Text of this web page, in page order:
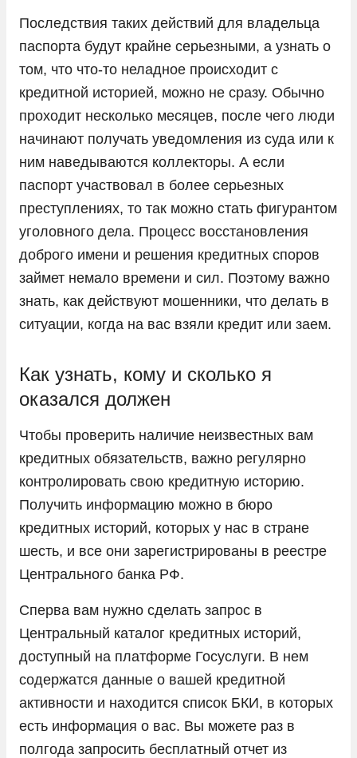
Последствия таких действий для владельца
паспорта будут крайне серьезными, а узнать о
том, что что-то неладное происходит с
кредитной историей, можно не сразу. Обычно
проходит несколько месяцев, после чего люди
начинают получать уведомления из суда или к
ним наведываются коллекторы. А если
паспорт участвовал в более серьезных
преступлениях, то так можно стать фигурантом
уголовного дела. Процесс восстановления
доброго имени и решения кредитных споров
займет немало времени и сил. Поэтому важно
знать, как действуют мошенники, что делать в
ситуации, когда на вас взяли кредит или заем.
Как узнать, кому и сколько я
оказался должен
Чтобы проверить наличие неизвестных вам
кредитных обязательств, важно регулярно
контролировать свою кредитную историю.
Получить информацию можно в бюро
кредитных историй, которых у нас в стране
шесть, и все они зарегистрированы в реестре
Центрального банка РФ.
Сперва вам нужно сделать запрос в
Центральный каталог кредитных историй,
доступный на платформе Госуслуги. В нем
содержатся данные о вашей кредитной
активности и находится список БКИ, в которых
есть информация о вас. Вы можете раз в
полгода запросить бесплатный отчет из